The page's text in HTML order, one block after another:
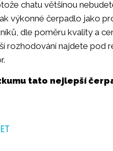
chatu většinou
výkonné čerpadlo jako
dle poměru kvality a
rozhodování najdete pod
tato nejlepší